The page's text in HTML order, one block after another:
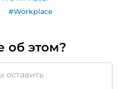
#Workplace
об этом?